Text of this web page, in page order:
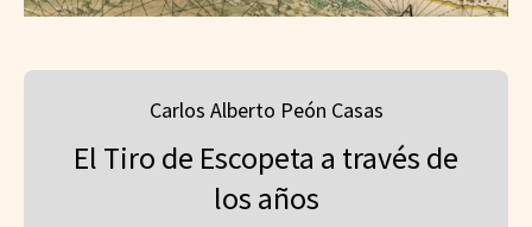
Carlos Alberto Peón Casas
El Tiro de Escopeta a través de
los años